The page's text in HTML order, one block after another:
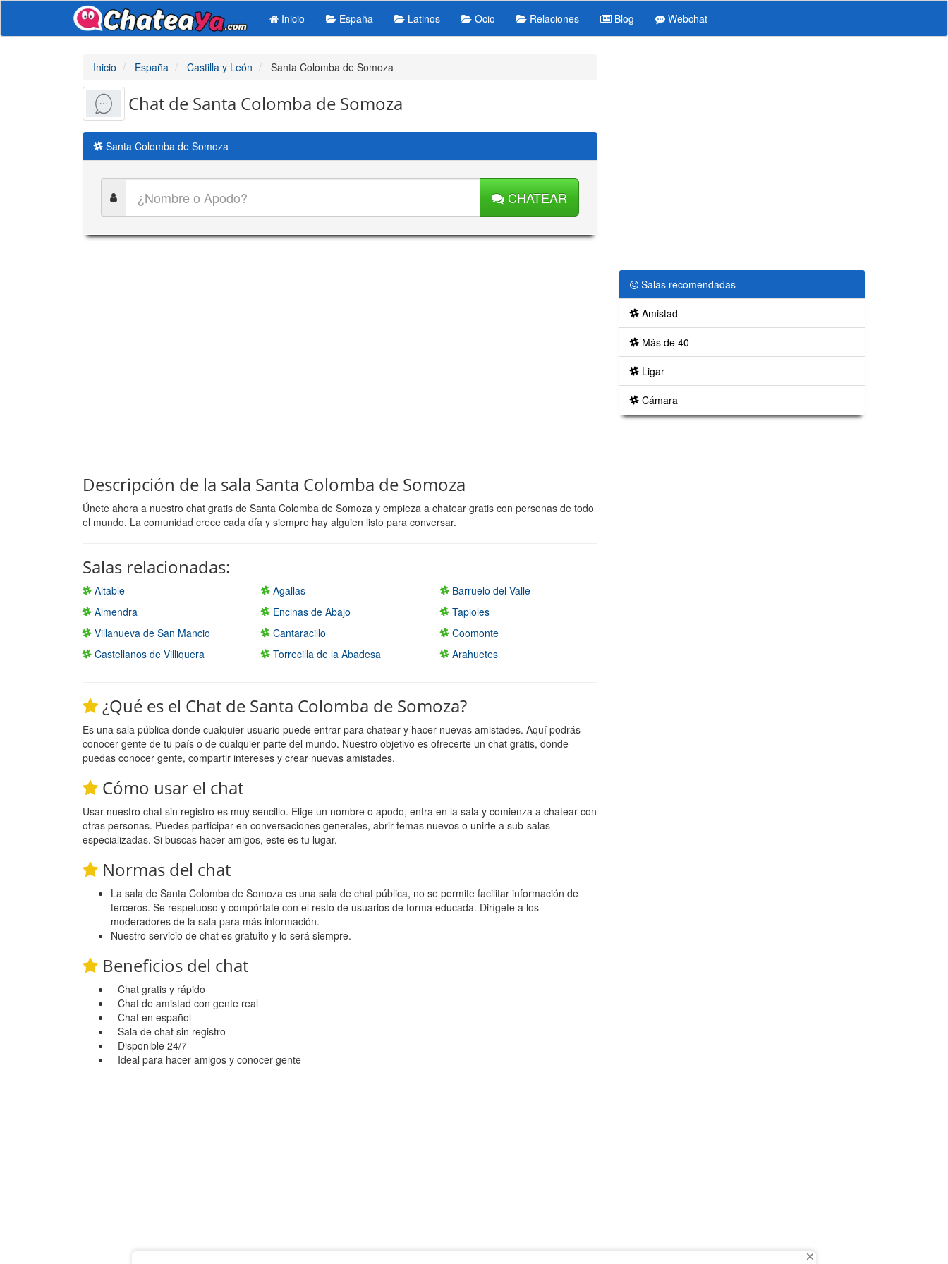
Inicio España Latinos Ocio Relaciones Blog Webchat
Inicio España Castilla y León Santa Colomba de Somoza
Chat de Santa Colomba de Somoza
Santa Colomba de Somoza
CHATEAR
Descripción de la sala Santa Colomba de Somoza
Únete ahora a nuestro chat gratis de Santa Colomba de Somoza y empieza a chatear gratis con personas de todo
el mundo. La comunidad crece cada día y siempre hay alguien listo para conversar.
Salas relacionadas:
Altable Agallas
Barruelo del Valle
Almendra
Encinas de Abajo
Tapioles
Villanueva de San Mancio
Cantaracillo
Coomonte
Castellanos de Villiquera
Torrecilla de la Abadesa Arahuetes
¿Qué es el Chat de Santa Colomba de Somoza?
Es una sala pública donde cualquier usuario puede entrar para chatear y hacer nuevas amistades. Aquí podrás
conocer gente de tu país o de cualquier parte del mundo. Nuestro objetivo es ofrecerte un chat gratis, donde
puedas conocer gente, compartir intereses y crear nuevas amistades.
Cómo usar el chat
Usar nuestro chat sin registro es muy sencillo. Elige un nombre o apodo, entra en la sala y comienza a chatear con
otras personas. Puedes participar en conversaciones generales, abrir temas nuevos o unirte a sub-salas
especializadas. Si buscas hacer amigos, este es tu lugar.
Normas del chat
La sala de Santa Colomba de Somoza es una sala de chat pública, no se permite facilitar información de
terceros. Se respetuoso y compórtate con el resto de usuarios de forma educada. Dirígete a los
moderadores de la sala para más información.
Nuestro servicio de chat es gratuito y lo será siempre.
Beneficios del chat
Chat gratis y rápido
Chat de amistad con gente real
Chat en español
Sala de chat sin registro
Disponible 24/7
Ideal para hacer amigos y conocer gente
Salas recomendadas
Amistad
Más de 40
Ligar
Cámara